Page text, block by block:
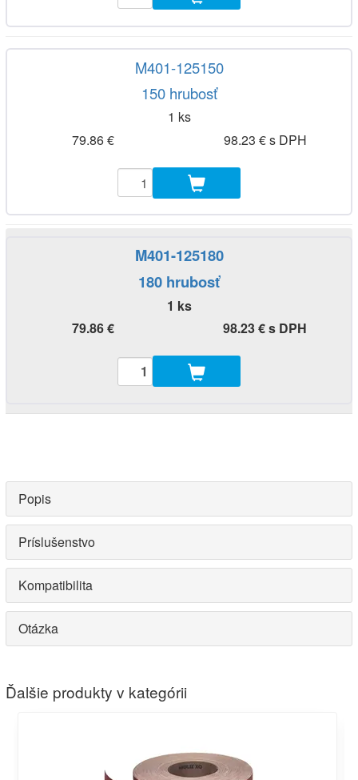
M401-125150
150 hrubosť
1 ks
79.86 €
98.23 € s DPH
M401-125180
180 hrubosť
1 ks
79.86 €
98.23 € s DPH
Popis
Príslušenstvo
Kompatibilita
Otázka
Ďalšie produkty v kategórii